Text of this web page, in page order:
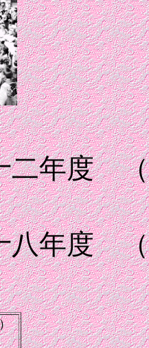
二年度
八年度